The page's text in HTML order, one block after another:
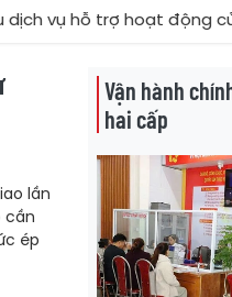
hoạt động của cơ sở
lần
cần
ép
Vận hành
hai cấp